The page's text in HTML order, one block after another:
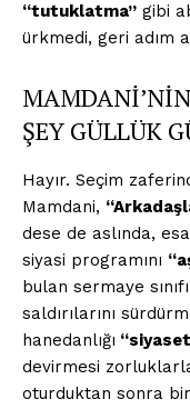
“tutuklatma” gibi
ürkmedi, geri adım
ŞEY GÜLLÜK
Hayır. Seçim
Mamdani,
dese de aslında,
siyasi programını
bulan sermaye
saldırılarını
hanedanlığı
devirmesi
oturduktan sonra